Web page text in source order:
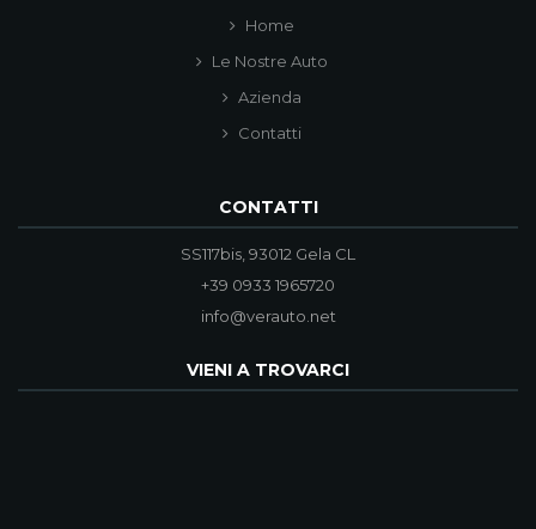
Home
Le Nostre Auto
Azienda
Contatti
CONTATTI
SS117bis, 93012 Gela CL
+39 0933 1965720
info@verauto.net
VIENI A TROVARCI